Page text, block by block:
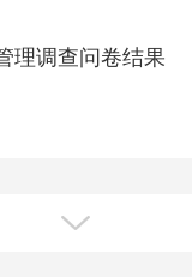
理调查问卷结果